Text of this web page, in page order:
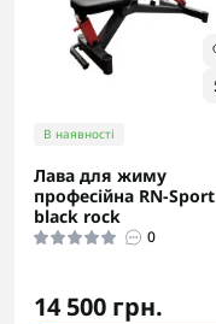
В наявності
Лава для жиму
професійна RN-Sport
black rock
0
14 500 грн.